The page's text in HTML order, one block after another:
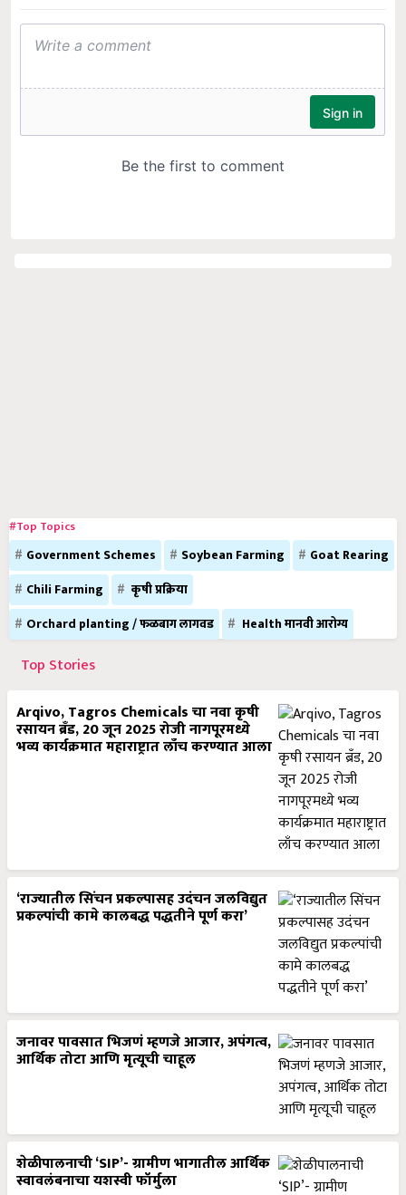
#Top Topics
Government Schemes Soybean Farming
Goat Rearing
Chili Farming
कृषी प्रक्रिया
Orchard planting / फळबाग लागवड
Health मानवी आरोग्य
Top Stories
Arqivo, Tagros Chemicals चा नवा कृषी
रसायन ब्रँड, 20 जून 2025 रोजी नागपूरमध्ये
भव्य कार्यक्रमात महाराष्ट्रात लाँच करण्यात आला
‘राज्यातील सिंचन प्रकल्पासह उदंचन जलविद्युत
प्रकल्पांची कामे कालबद्ध पद्धतीने पूर्ण करा’
जनावर पावसात भिजणं म्हणजे आजार, अपंगत्व,
आर्थिक तोटा आणि मृत्यूची चाहूल
शेळीपालनाची ‘SIP’- ग्रामीण भागातील आर्थिक
स्वावलंबनाचा यशस्वी फॉर्मुला